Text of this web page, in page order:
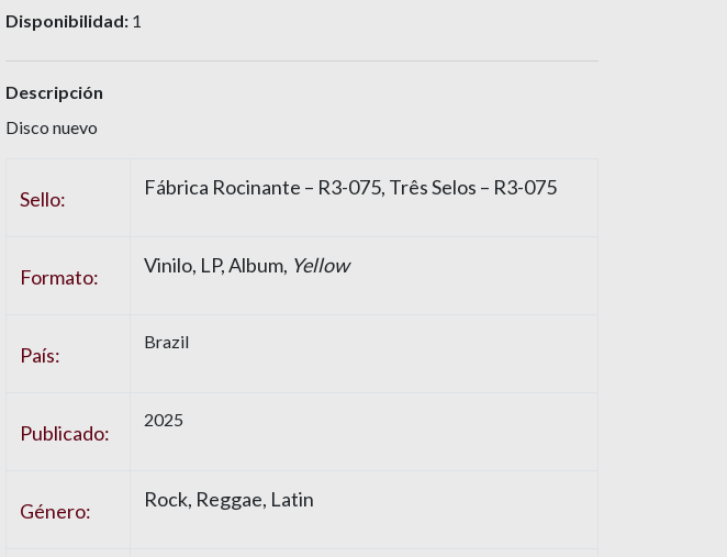
Disponibilidad: 1
Descripción
Disco nuevo
Sello: Fábrica Rocinante – R3-075, Três Selos – R3-075
Formato: Vinilo, LP, Album, Yellow
País:
Brazil
Publicado:
2025
Género: Rock, Reggae, Latin